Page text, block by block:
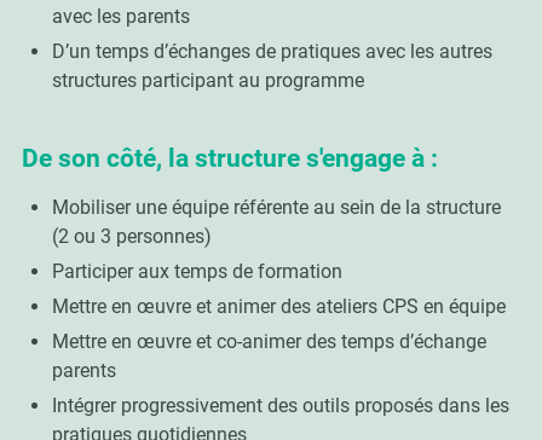
avec les parents
D’un temps d’échanges de pratiques avec les autres
structures participant au programme
De son côté, la structure s'engage à :
Mobiliser une équipe référente au sein de la structure
(2 ou 3 personnes)
Participer aux temps de formation
Mettre en œuvre et animer des ateliers CPS en équipe
Mettre en œuvre et co-animer des temps d’échange
parents
Intégrer progressivement des outils proposés dans les
pratiques quotidiennes